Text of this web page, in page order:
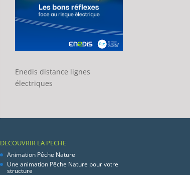
Enedis distance lignes
électriques
DECOUVRIR LA PECHE
Animation Pêche Nature
Une animation Pêche Nature pour votre
structure